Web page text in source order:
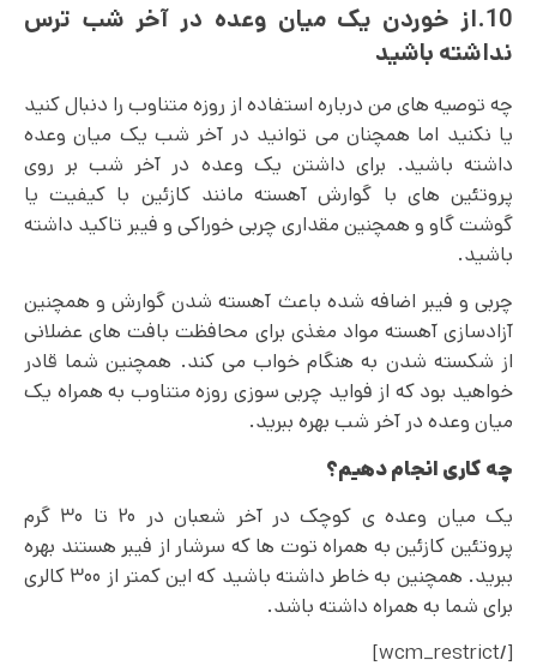
10.از خوردن یک میان وعده در آخر شب ترس
نداشته باشید
چه توصیه های من درباره استفاده از روزه متناوب را دنبال کنید
یا نکنید اما همچنان می توانید در آخر شب یک میان وعده
داشته باشید. برای داشتن یک وعده در آخر شب بر روی
پروتئین‌ های با گوارش آهسته مانند کازئین با کیفیت یا
گوشت گاو و همچنین مقداری چربی خوراکی و فیبر تاکید داشته
باشید.
چربی و فیبر اضافه شده باعث آهسته شدن گوارش و همچنین
آزادسازی آهسته مواد مغذی برای محافظت بافت های عضلانی
از شکسته شدن به هنگام خواب می کند. همچنین شما قادر
خواهید بود که از فواید چربی سوزی روزه متناوب به همراه یک
میان وعده در آخر شب بهره ببرید.
چه کاری انجام دهیم؟
یک میان وعده ی کوچک در آخر شعبان در ۲۰ تا ۳۰ گرم
پروتئین کازئین به همراه توت‌ ها که سرشار از فیبر هستند بهره
ببرید. همچنین به خاطر داشته باشید که این کمتر از ۳۰۰ کالری
برای شما به همراه داشته باشد.
[/wcm_restrict]